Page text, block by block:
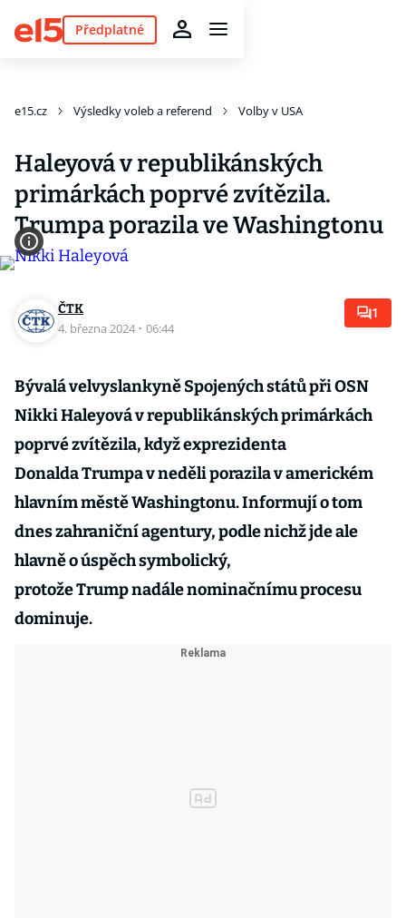
Předplatné
e15.cz Výsledky voleb a referend Volby v USA
Haleyová v republikánských
primárkách poprvé zvítězila.
Trumpa porazila ve Washingtonu
ČTK
4. března 2024 · 06:44
1
Bývalá velvyslankyně Spojených států při OSN
Nikki Haleyová v republikánských primárkách
poprvé zvítězila, když exprezidenta
Donalda Trumpa v neděli porazila v americkém
hlavním městě Washingtonu. Informují o tom
dnes zahraniční agentury, podle nichž jde ale
hlavně o úspěch symbolický,
protože Trump nadále nominačnímu procesu
dominuje.